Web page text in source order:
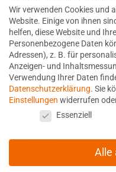
Website
Wir verwenden Cookies und
Website. Einige von ihnen
helfen, diese Website und
Personenbezogene Daten
Adressen), z. B. für
Anzeigen- und
Verwendung Ihrer Daten
Datenschutzerklärung. Sie
Einstellungen widerrufen
Datenschutzeinstellungen
Essenziell
Alle